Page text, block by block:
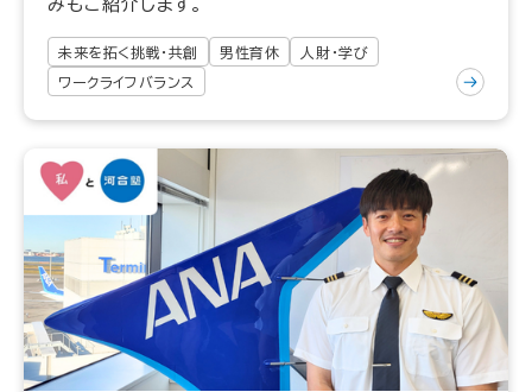
みもご紹介します。
未来を拓く挑戦・共創 男性育休 人財・学び
ワークライフバランス